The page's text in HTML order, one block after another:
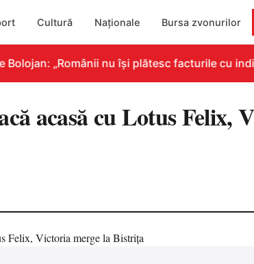
Cultură Naționale Bursa zvonurilor
„Românii nu își plătesc facturile cu
acasă cu Lotus Felix,